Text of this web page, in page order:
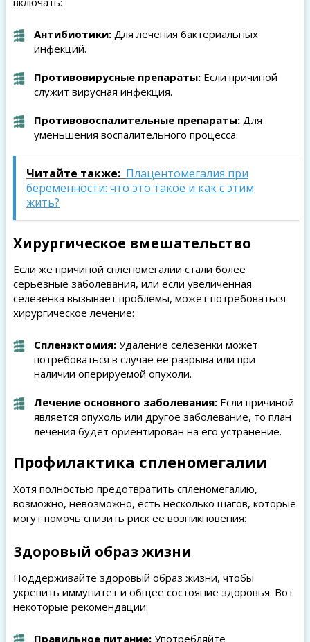
Антибиотики:Для лечения бактериальных
инфекций.
Противовирусные препараты:Если причиной
служит вирусная инфекция.
Противовоспалительные препараты:Для
уменьшения воспалительного процесса.
Читайте также: Плацентомегалия при
беременности: что это такое и как с этим
жить?
Хирургическое вмешательство
Если же причиной спленомегалии стали более
серьезные заболевания, или если увеличенная
селезенка вызывает проблемы, может потребоваться
хирургическое лечение:
Спленэктомия:Удаление селезенки может
потребоваться в случае ее разрыва или при
наличии оперируемой опухоли.
Лечение основного заболевания:Если причиной
является опухоль или другое заболевание, то план
лечения будет ориентирован на его устранение.
Профилактика спленомегалии
Хотя полностью предотвратить спленомегалию,
возможно, невозможно, есть несколько шагов, которые
могут помочь снизить риск ее возникновения:
Здоровый образ жизни
Поддерживайте здоровый образ жизни, чтобы
укрепить иммунитет и общее состояние здоровья. Вот
некоторые рекомендации:
Правильное питание:Употребляйте